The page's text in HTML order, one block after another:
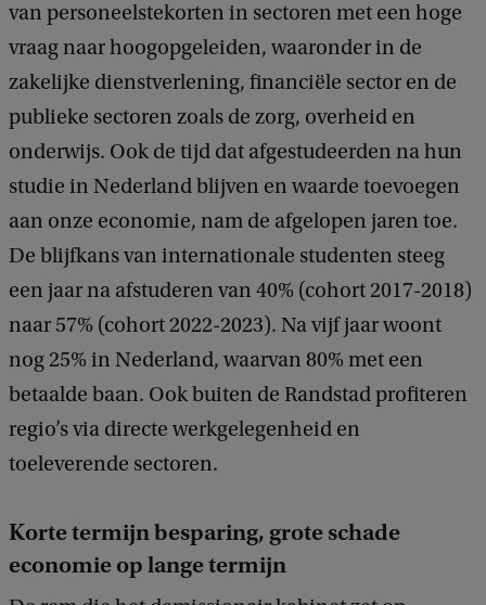
van personeelstekorten in sectoren met een hoge
vraag naar hoogopgeleiden, waaronder in de
zakelijke dienstverlening, financiële sector en de
publieke sectoren zoals de zorg, overheid en
onderwijs. Ook de tijd dat afgestudeerden na hun
studie in Nederland blijven en waarde toevoegen
aan onze economie, nam de afgelopen jaren toe.
De blijfkans van internationale studenten steeg
een jaar na afstuderen van 40% (cohort 2017-2018)
naar 57% (cohort 2022-2023). Na vijf jaar woont
nog 25% in Nederland, waarvan 80% met een
betaalde baan. Ook buiten de Randstad profiteren
regio’s via directe werkgelegenheid en
toeleverende sectoren.
Korte termijn besparing, grote schade
economie op lange termijn